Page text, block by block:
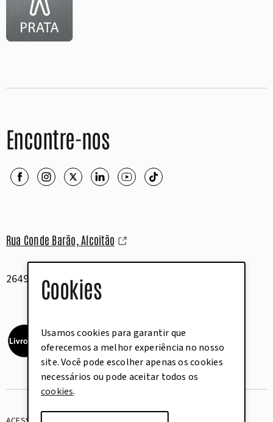
Cookies
Usamos cookies para garantir que
oferecemos a melhor experiência no nosso
site. Você pode escolher apenas os cookies
necessários ou pode aceitar todos os
cookies.
Encontre-nos
Rua Conde Barão, Alcoitão
2649-506 Alcabideche